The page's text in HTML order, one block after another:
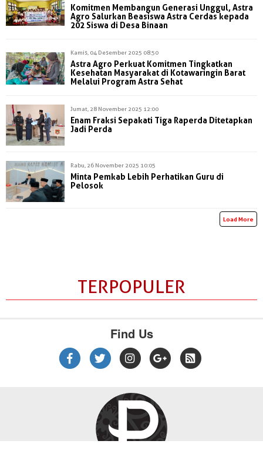
Komitmen Membangun Generasi Unggul, Astra
Agro Salurkan Beasiswa Astra Cerdas kepada
202 Siswa di Desa Binaan
Kamis, 04 Desember 2025 08:50
Astra Agro Perkuat Komitmen Tingkatkan
Kesehatan Masyarakat di Kotawaringin Barat
Melalui Program Astra Sehat
Jumat, 28 November 2025 12:00
Enam Fraksi Sepakati Tiga Raperda Ditetapkan
Jadi Perda
Rabu, 26 November 2025 10:05
Minta Pemkab Lebih Perhatikan Guru di
Pelosok
Load More
TERPOPULER
Find Us